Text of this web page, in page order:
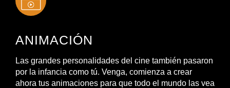
ANIMACIÓN
Las grandes personalidades del cine también pasaron
por la infancia como tú. Venga, comienza a crear
ahora tus animaciones para que todo el mundo las vea